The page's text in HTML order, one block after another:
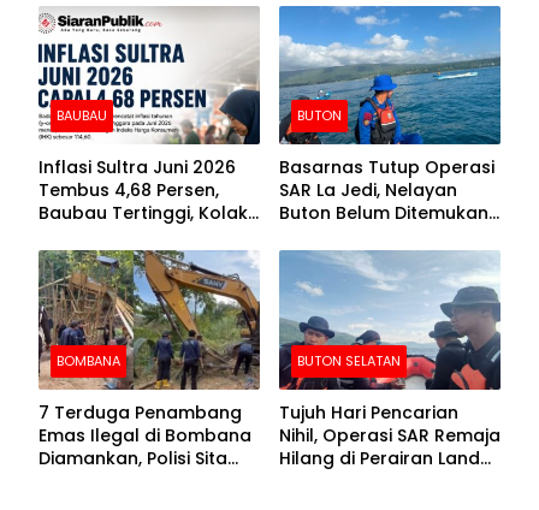
Kemasukan Air
BAUBAU
Inflasi Sultra Juni 2026
Tembus 4,68 Persen,
Baubau Tertinggi, Kolaka
BUTON
Basarnas Tutup Operasi
SAR La Jedi, Nelayan
Buton Belum Ditemukan
BOMBANA
7 Terduga Penambang
Emas Ilegal di Bombana
Diamankan, Polisi Sita
BUTON SELATAN
Tujuh Hari Pencarian
Nihil, Operasi SAR Remaja
Hilang di Perairan Lande